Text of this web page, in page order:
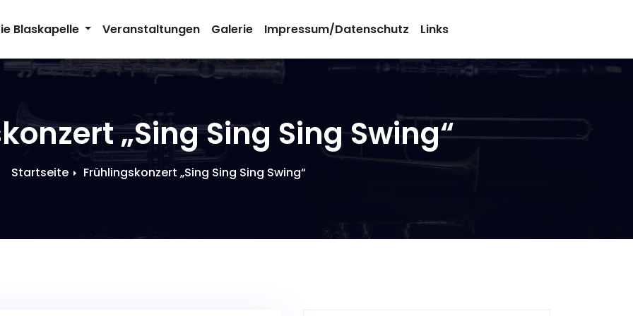
Blaskapelle Veranstaltungen Galerie Impressum/Datenschutz Links
„Sing Sing Sing Swing“
Startseite Frühlingskonzert „Sing Sing Sing Swing“